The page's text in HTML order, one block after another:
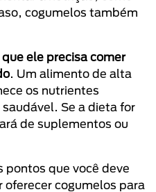
cogumelos também
ele precisa comer
. Um alimento de alta
os nutrientes
Se a dieta for
de suplementos ou
pontos que você deve
oferecer cogumelos para